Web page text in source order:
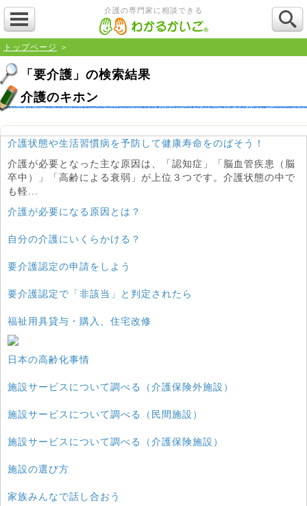
介護の専門家に相談できる
トップページ ＞
「要介護」の検索結果
介護のキホン
介護状態や生活習慣病を予防して健康寿命をのばそう！
介護が必要となった主な原因は、「認知症」「脳血管疾患（脳
卒中）」「高齢による衰弱」が上位３つです。介護状態の中で
も軽...
介護が必要になる原因とは？
自分の介護にいくらかける？
要介護認定の申請をしよう
要介護認定で「非該当」と判定されたら
福祉用具貸与・購入、住宅改修
日本の高齢化事情
施設サービスについて調べる（介護保険外施設）
施設サービスについて調べる（民間施設）
施設サービスについて調べる（介護保険施設）
施設の選び方
家族みんなで話し合おう